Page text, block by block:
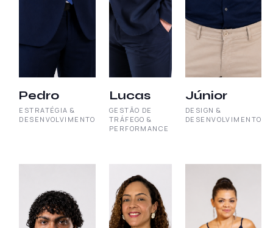
Pedro
ESTRATÉGIA &
DESENVOLVIMENTO
Lucas
GESTÃO DE
TRÁFEGO &
PERFORMANCE
Júnior
DESIGN &
DESENVOLVIMENTO